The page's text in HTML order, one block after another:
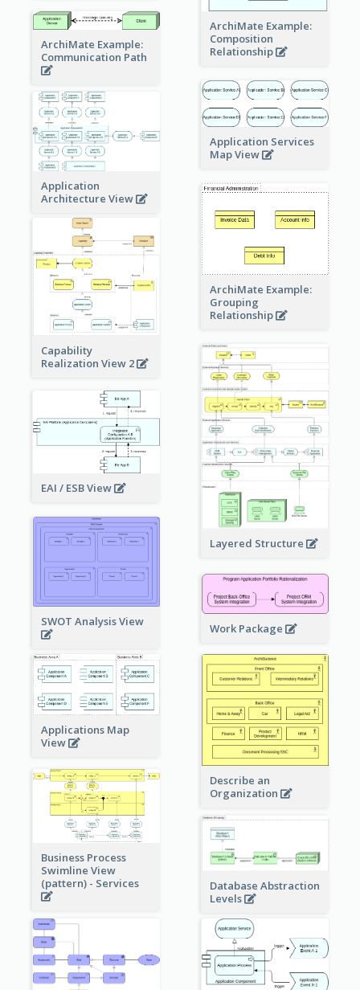
ArchiMate Example:
Composition
Relationship
ArchiMate Example:
Communication Path
Application Services
Map View
Application
Architecture View
ArchiMate Example:
Grouping
Relationship
Capability
Realization View 2
Layered Structure
EAI / ESB View
SWOT Analysis View Work Package
Applications Map
View
Describe an
Organization
Business Process
Swimline View
(pattern) - Services
Database Abstraction
Levels